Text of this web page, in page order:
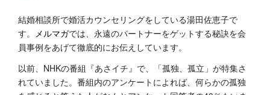
結婚相談所で婚活カウンセリングをしている湯田佐恵子で
す。 メルマガでは、永遠のパートナーをゲットする秘訣を会
員事例をあげて徹底的にお伝えしています。
以前、NHKの番組『あさイチ』で、「孤独、孤立」が特集さ
れていました。番組内のアンケートによれば、何らかの孤独